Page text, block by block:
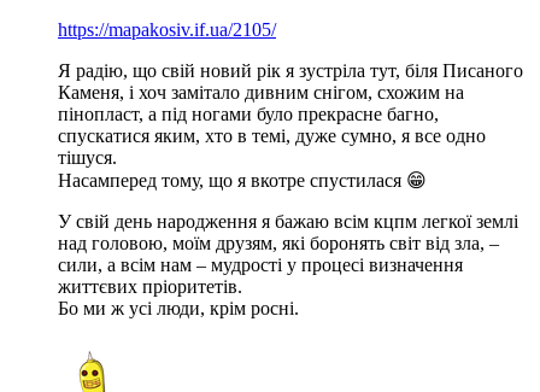
https://mapakosiv.if.ua/2105/
Я радію, що свій новий рік я зустріла тут, біля Писаного
Каменя, і хоч замітало дивним снігом, схожим на
пінопласт, а під ногами було прекрасне багно,
спускатися яким, хто в темі, дуже сумно, я все одно
тішуся.
Насамперед тому, що я вкотре спустилася 😁
У свій день народження я бажаю всім кцпм легкої землі
над головою, моїм друзям, які боронять світ від зла, –
сили, а всім нам – мудрості у процесі визначення
життєвих пріоритетів.
Бо ми ж усі люди, крім росні.